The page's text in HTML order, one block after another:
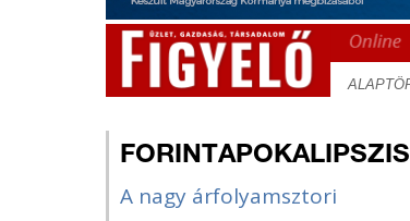
FORINTAPOKALIPSZIS
A nagy árfolyamsztori